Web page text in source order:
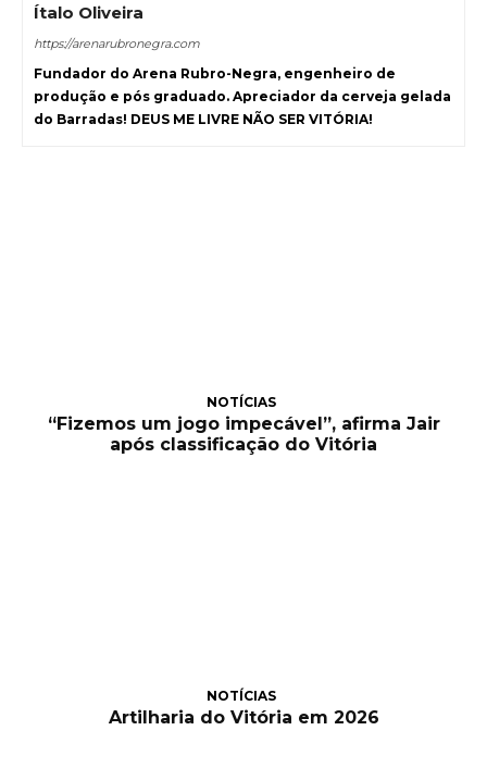
Ítalo Oliveira
https://arenarubronegra.com
Fundador do Arena Rubro-Negra, engenheiro de
produção e pós graduado. Apreciador da cerveja gelada
do Barradas! DEUS ME LIVRE NÃO SER VITÓRIA!
NOTÍCIAS
“Fizemos um jogo impecável”, afirma Jair
após classificação do Vitória
NOTÍCIAS
Artilharia do Vitória em 2026